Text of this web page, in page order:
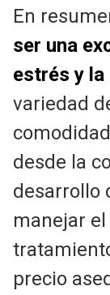
En
ser una
estrés y la
variedad
desde la
desarrollo
manejar
precio